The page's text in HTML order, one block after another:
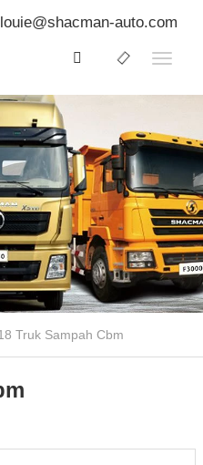
louie@shacman-auto.com
Truk Sampah Cbm